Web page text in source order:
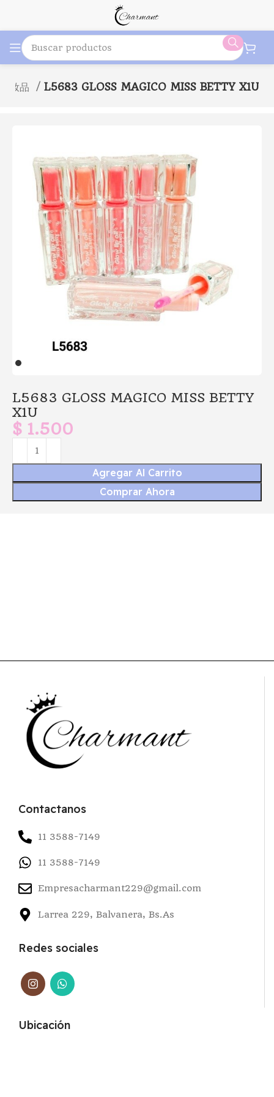
妝品 L5683 GLOSS MAGICO MISS BETTY X1U
L5683 GLOSS MAGICO MISS BETTY
X1U
$ 1.500
Agregar Al Carrito
Comprar Ahora
Contactanos
11 3588-7149
11 3588-7149
Empresacharmant229@gmail.com
Larrea 229, Balvanera, Bs.As
Redes sociales
Ubicación